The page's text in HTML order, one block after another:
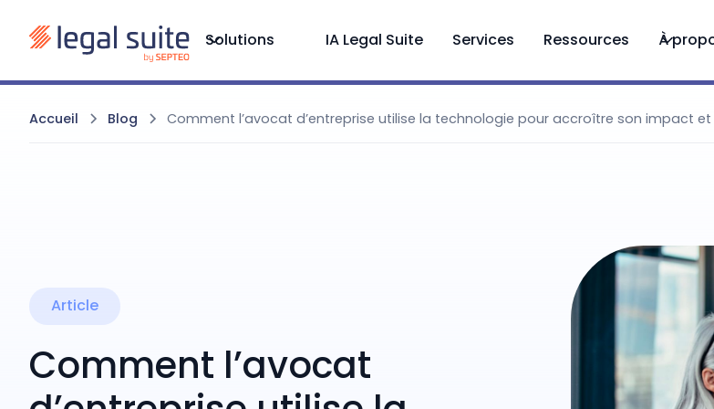
Solutions IA Legal Suite Services Ressources À
Accueil Blog Comment l’avocat d’entreprise utilise la technologie pour accroître son impact
Article
Comment l’avocat